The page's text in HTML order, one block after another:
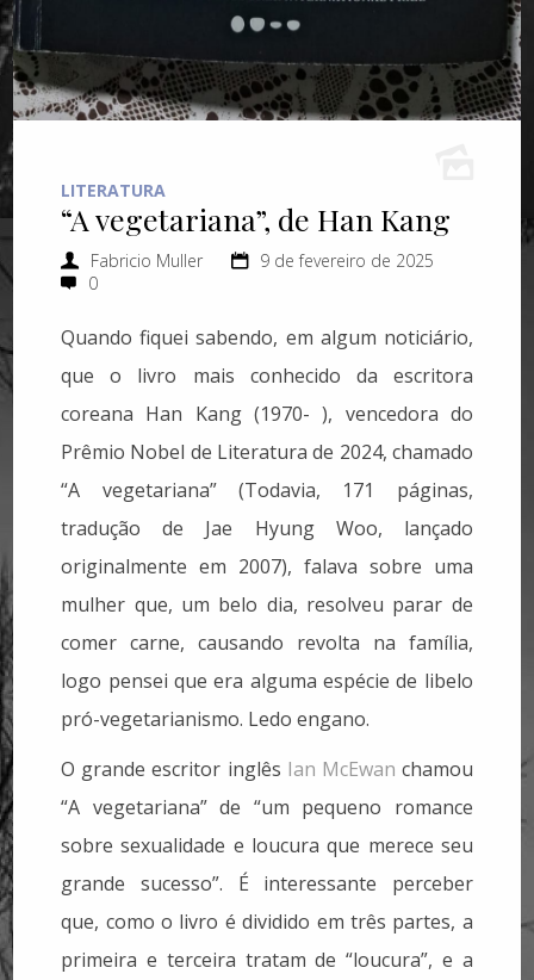
LITERATURA
“A vegetariana”, de Han Kang
Fabricio Muller
9 de fevereiro de 2025
0
Quando fiquei sabendo, em algum noticiário,
que o livro mais conhecido da escritora
coreana Han Kang (1970- ), vencedora do
Prêmio Nobel de Literatura de 2024, chamado
“A vegetariana” (Todavia, 171 páginas,
tradução de Jae Hyung Woo, lançado
originalmente em 2007), falava sobre uma
mulher que, um belo dia, resolveu parar de
comer carne, causando revolta na família,
logo pensei que era alguma espécie de libelo
pró-vegetarianismo. Ledo engano.
O grande escritor inglês Ian McEwan chamou
“A vegetariana” de “um pequeno romance
sobre sexualidade e loucura que merece seu
grande sucesso”. É interessante perceber
que, como o livro é dividido em três partes, a
primeira e terceira tratam de “loucura”, e a